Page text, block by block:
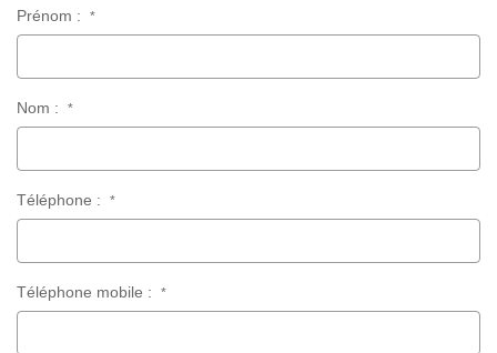
Prénom : *
Nom : *
Téléphone : *
Téléphone mobile : *